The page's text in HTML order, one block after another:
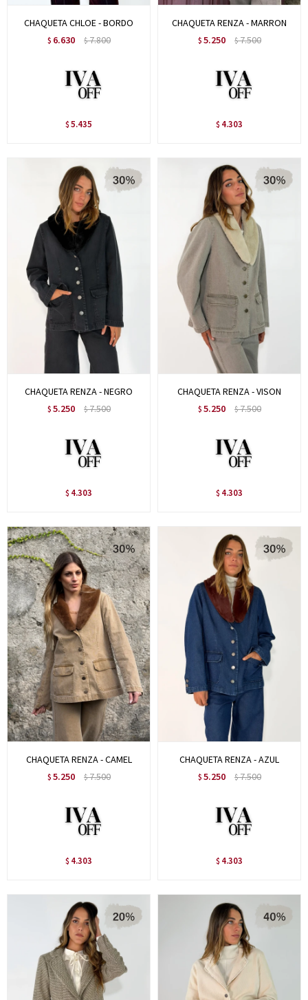
CHAQUETA CHLOE - BORDO
$ 6.630 $7.800
$ 5.435
CHAQUETA RENZA - MARRON
$ 5.250 $7.500
$ 4.303
CHAQUETA RENZA - NEGRO
$ 5.250 $7.500
$ 4.303
CHAQUETA RENZA - VISON
$ 5.250 $7.500
$ 4.303
CHAQUETA RENZA - CAMEL
$ 5.250 $7.500
$ 4.303
CHAQUETA RENZA - AZUL
$ 5.250 $7.500
$ 4.303